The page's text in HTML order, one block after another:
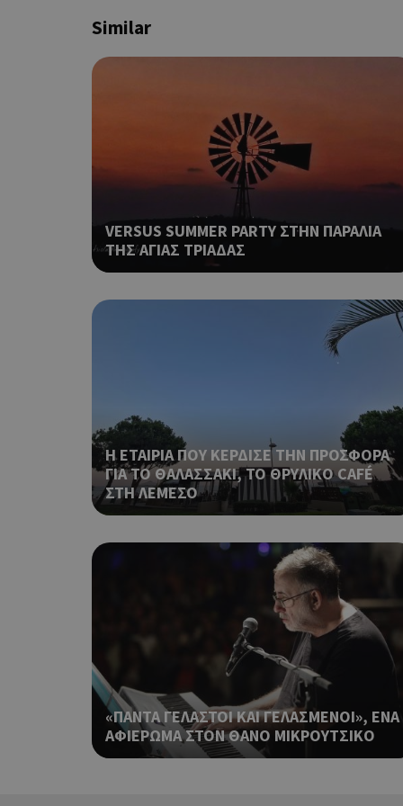
Similar
VERSUS SUMMER PARTY ΣΤΗΝ ΠΑΡΑΛΙΑ
ΤΗΣ ΑΓΙΑΣ ΤΡΙΑΔΑΣ
Η ΕΤΑΙΡΙΑ ΠΟΥ ΚΕΡΔΙΣΕ ΤΗΝ ΠΡΟΣΦΟΡΑ
ΓΙΑ ΤΟ ΘΑΛΑΣΣΑΚΙ, ΤΟ ΘΡΥΛΙΚΟ CAFÉ
ΣΤΗ ΛΕΜΕΣΟ
«ΠΑΝΤΑ ΓΕΛΑΣΤΟΙ ΚΑΙ ΓΕΛΑΣΜΕΝΟΙ», ΕΝΑ
ΑΦΙΕΡΩΜΑ ΣΤΟΝ ΘΑΝΟ ΜΙΚΡΟΥΤΣΙΚΟ
takeOverCookie
LangCookie
takeOverCookie